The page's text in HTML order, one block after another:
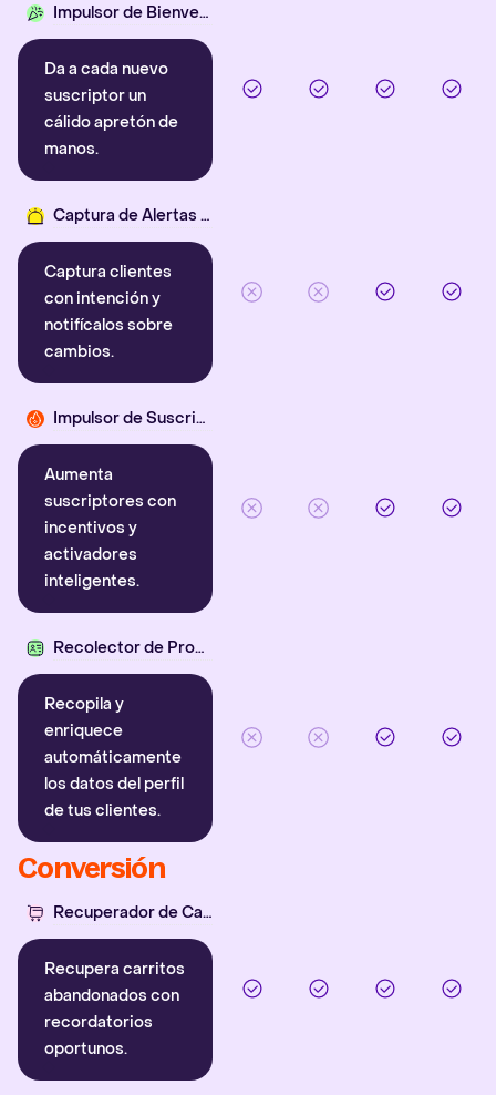
Impulsor de Bienvenida
Da a cada nuevo
suscriptor un
cálido apretón de
manos.
Captura de Alertas Inteligentes
Captura clientes
con intención y
notifícalos sobre
cambios.
Impulsor de Suscriptores
Aumenta
suscriptores con
incentivos y
activadores
inteligentes.
Recolector de Propiedades
Recopila y
enriquece
automáticamente
los datos del perfil
de tus clientes.
Conversión
Recuperador de Carritos
Recupera carritos
abandonados con
recordatorios
oportunos.